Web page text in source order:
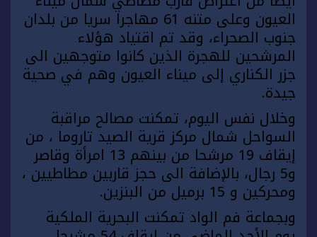
العيون وعلى متنه 61 مهاجرا سريا من بلدان
جنوب الصحراء، وقد تم اقتياد هؤلاء
المرشحين للهجرة الذين كانوا متوجهين الى
جزر الكناري إلى ميناء العيون وهم في صحية
جيدة.
وخلال نفس اليوم، تمكنت مصالح مراقبة
السواحل شمال مركز قرية الصيد تاروما ، من
إيقاف 19 مرشحا من بينهم 13 امرأة وقاصر
و5 رجال، بالإضافة الى حجز قاربين مطاطيين ،
ومحركين و 15 برميل من البنزين.
وبجماعة فم الواد تمكنت البحرية الملكية